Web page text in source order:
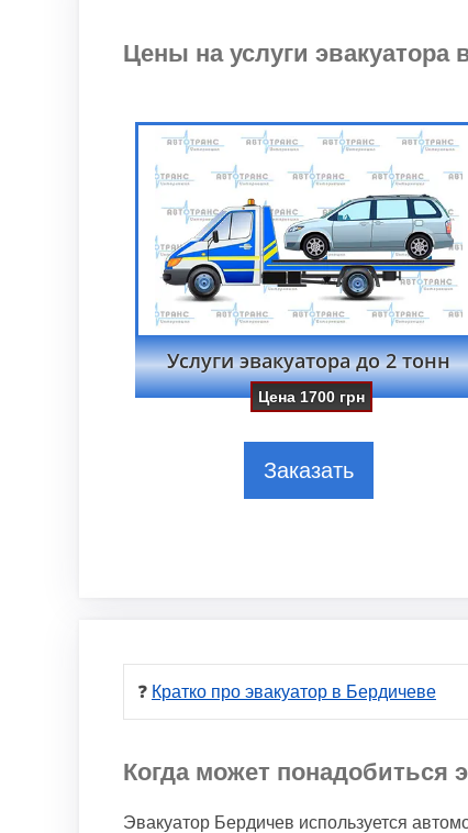
Цены на услуги эвакуатора
Услуги эвакуатора до 2 тонн
Цена 1700 грн
Заказать
❓ Кратко про эвакуатор в Бердичеве
Когда может понадобиться
Эвакуатор Бердичев используется